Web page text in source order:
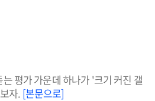
평가 가운데 하나가 '크기 커진 갤
자. [본문으로]